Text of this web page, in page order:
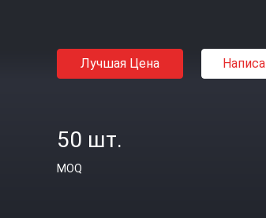
Лучшая Цена
50 шт.
MOQ